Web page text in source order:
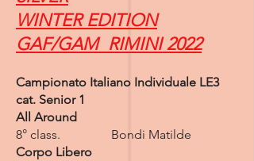
WINTER EDITION
GAF/GAM RIMINI 2022
Campionato Italiano Individuale LE3
cat. Senior 1
All Around
8° class. Bondi Matilde
Corpo Libero